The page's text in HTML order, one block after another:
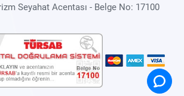
Seyahat Acentası - Belge No: 17100